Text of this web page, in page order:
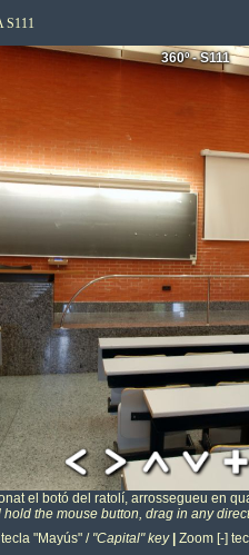
S111
360º - S111
el botó del ratolí, arrossegueu en
hold the mouse button, drag in any
"Mayús" / "Capital" key Zoom [-]